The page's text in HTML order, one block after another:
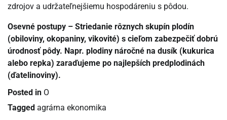
zdrojov a udržateľnejšiemu hospodáreniu s pôdou.
Osevné postupy – Striedanie rôznych skupín plodín
(obiloviny, okopaniny, vikovité) s cieľom zabezpečiť dobrú
úrodnosť pôdy. Napr. plodiny náročné na dusík (kukurica
alebo repka) zaraďujeme po najlepších predplodinách
(ďatelinoviny).
Posted in O
Tagged agrárna ekonomika